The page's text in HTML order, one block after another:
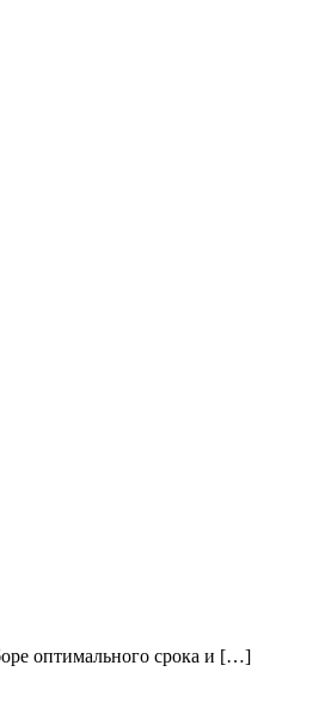
оптимального срока и […]